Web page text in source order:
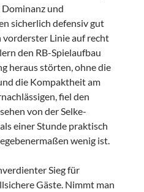
und
sicherlich defensiv gut
vorderster Linie auf recht
den RB-Spielaufbau
heraus störten, ohne die
die Kompaktheit am
fiel den
von der Selke-
einer Stunde praktisch
wenig ist.
Sieg für
Gäste. Nimmt man